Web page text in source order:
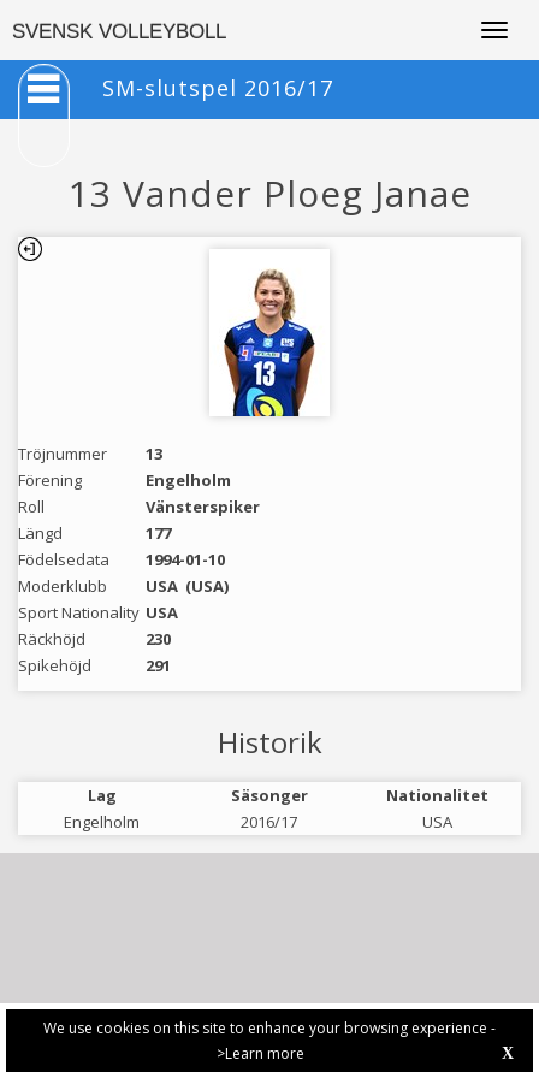
We use cookies on this site to enhance your browsing experience -
>Learn more
X
SVENSK VOLLEYBOLL
SM-slutspel 2016/17
13 Vander Ploeg Janae
Tröjnummer
13
Förening
Engelholm
Roll
Vänsterspiker
Längd
177
Födelsedata
1994-01-10
Moderklubb
USA (USA)
Sport Nationality USA
Räckhöjd
230
Spikehöjd
291
Historik
Lag Säsonger
Nationalitet
Engelholm
2016/17 USA